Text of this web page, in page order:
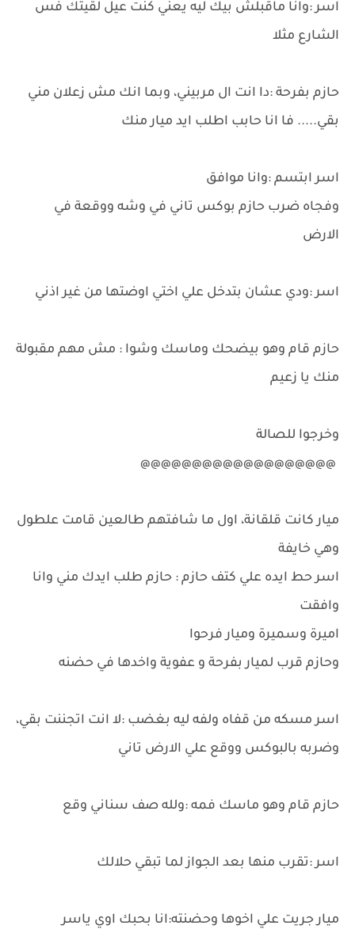
اسر :وانا ماقبلش بيك ليه يعني كنت عيل لقيتك فس
الشارع مثلا
حازم بفرحة :دا انت ال مربيني، وبما انك مش زعلان مني
بقي..... فا انا حابب اطلب ايد ميار منك
اسر ابتسم :وانا موافق
وفجاه ضرب حازم بوكس تاني في وشه ووقعة في
الارض
اسر :ودي عشان بتدخل علي اختي اوضتها من غير اذني
حازم قام وهو بيضحك وماسك وشوا : مش مهم مقبولة
منك يا زعيم
وخرجوا للصالة
@@@@@@@@@@@@@@@@@@@
ميار كانت قلقانة، اول ما شافتهم طالعين قامت علطول
وهي خايفة
اسر حط ايده علي كتف حازم : حازم طلب ايدك مني وانا
وافقت
اميرة وسميرة وميار فرحوا
وحازم قرب لميار بفرحة و عفوية واخدها في حضنه
اسر مسكه من قفاه ولفه ليه بغضب :لا انت اتجننت بقي،
وضربه بالبوكس ووقع علي الارض تاني
حازم قام وهو ماسك فمه :ولله صف سناني وقع
اسر :تقرب منها بعد الجواز لما تبقي حلالك
ميار جريت علي اخوها وحضنته:انا بحبك اوي ياسر